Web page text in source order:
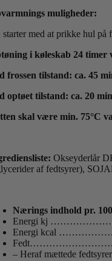
muligheder:
starter med at prikke hul på
i køleskab 24 timer
frossen tilstand: ca. 45
optøet tilstand: ca. 20 min
skal være min. 75°C
Okseyderlår
af fedtsyrer),
Nærings indhold pr.
Energi kj
Energi kcal
– Heraf mættede